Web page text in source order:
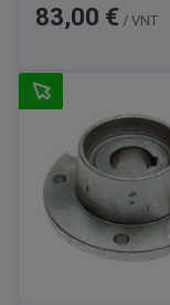
Kaina
83,00 € / VNT